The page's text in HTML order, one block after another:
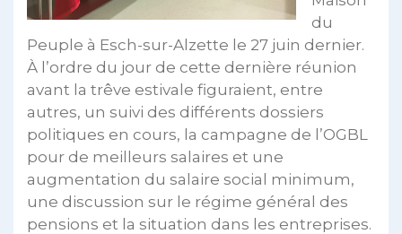
du
Peuple à Esch-sur-Alzette le 27 juin dernier.
À l’ordre du jour de cette dernière réunion
avant la trêve estivale figuraient, entre
autres, un suivi des différents dossiers
politiques en cours, la campagne de l’OGBL
pour de meilleurs salaires et une
augmentation du salaire social minimum,
une discussion sur le régime général des
pensions et la situation dans les entreprises.